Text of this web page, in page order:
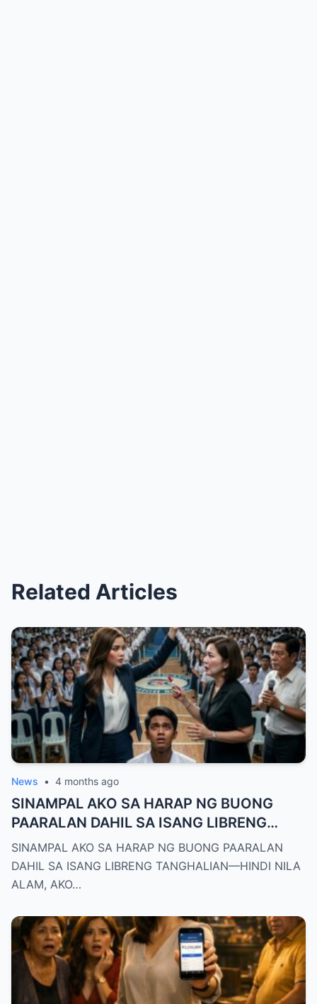
Related Articles
News • 4 months ago
SINAMPAL AKO SA HARAP NG BUONG
PAARALAN DAHIL SA ISANG LIBRENG
TANGHALIAN—HINDI NILA ALAM, AKO
PALA ANG BAGONG DEPUTY DIRECTOR
NG DEPED CITY DIVISION
SINAMPAL AKO SA HARAP NG BUONG PAARALAN
DAHIL SA ISANG LIBRENG TANGHALIAN—HINDI NILA
ALAM, AKO…